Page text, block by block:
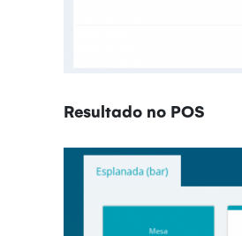
Resultado no POS